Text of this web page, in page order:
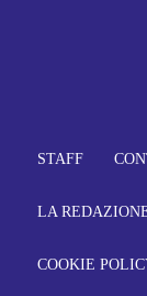
STAFF
LA
COOKIE